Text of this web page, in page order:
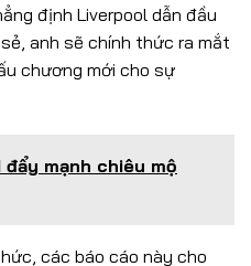
định Liverpool dẫn đầu
anh sẽ chính thức ra mắt
chương mới cho sự
đẩy mạnh chiêu mộ
các báo cáo này cho